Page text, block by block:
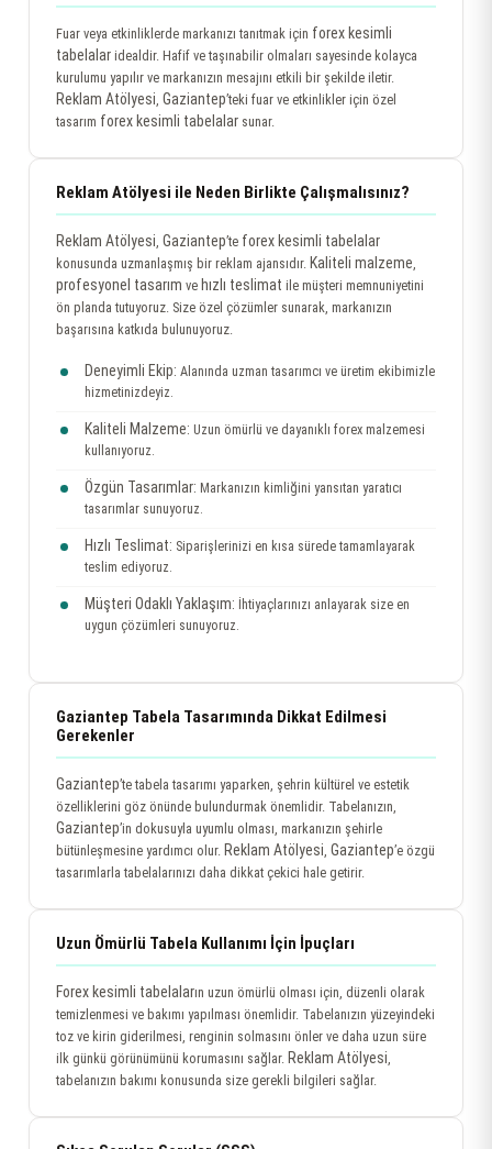
Fuar veya etkinliklerde markanızı tanıtmak için forex kesimli
tabelalar idealdir. Hafif ve taşınabilir olmaları sayesinde kolayca
kurulumu yapılır ve markanızın mesajını etkili bir şekilde iletir.
Reklam Atölyesi, Gaziantep’teki fuar ve etkinlikler için özel
tasarım forex kesimli tabelalar sunar.
Reklam Atölyesi ile Neden Birlikte Çalışmalısınız?
Reklam Atölyesi, Gaziantep’te forex kesimli tabelalar
konusunda uzmanlaşmış bir reklam ajansıdır. Kaliteli malzeme,
profesyonel tasarım ve hızlı teslimat ile müşteri memnuniyetini
ön planda tutuyoruz. Size özel çözümler sunarak, markanızın
başarısına katkıda bulunuyoruz.
Deneyimli Ekip: Alanında uzman tasarımcı ve üretim ekibimizle
hizmetinizdeyiz.
Kaliteli Malzeme: Uzun ömürlü ve dayanıklı forex malzemesi
kullanıyoruz.
Özgün Tasarımlar: Markanızın kimliğini yansıtan yaratıcı
tasarımlar sunuyoruz.
Hızlı Teslimat: Siparişlerinizi en kısa sürede tamamlayarak
teslim ediyoruz.
Müşteri Odaklı Yaklaşım: İhtiyaçlarınızı anlayarak size en
uygun çözümleri sunuyoruz.
Gaziantep Tabela Tasarımında Dikkat Edilmesi
Gerekenler
Gaziantep’te tabela tasarımı yaparken, şehrin kültürel ve estetik
özelliklerini göz önünde bulundurmak önemlidir. Tabelanızın,
Gaziantep’in dokusuyla uyumlu olması, markanızın şehirle
bütünleşmesine yardımcı olur. Reklam Atölyesi, Gaziantep’e özgü
tasarımlarla tabelalarınızı daha dikkat çekici hale getirir.
Uzun Ömürlü Tabela Kullanımı İçin İpuçları
Forex kesimli tabelaların uzun ömürlü olması için, düzenli olarak
temizlenmesi ve bakımı yapılması önemlidir. Tabelanızın yüzeyindeki
toz ve kirin giderilmesi, renginin solmasını önler ve daha uzun süre
ilk günkü görünümünü korumasını sağlar. Reklam Atölyesi,
tabelanızın bakımı konusunda size gerekli bilgileri sağlar.